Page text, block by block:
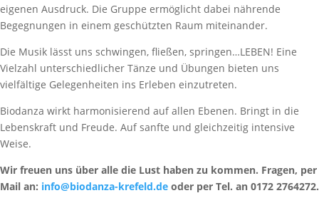
eigenen Ausdruck. Die Gruppe ermöglicht dabei nährende
Begegnungen in einem geschützten Raum miteinander.
Die Musik lässt uns schwingen, fließen, springen…LEBEN! Eine
Vielzahl unterschiedlicher Tänze und Übungen bieten uns
vielfältige Gelegenheiten ins Erleben einzutreten.
Biodanza wirkt harmonisierend auf allen Ebenen. Bringt in die
Lebenskraft und Freude. Auf sanfte und gleichzeitig intensive
Weise.
Wir freuen uns über alle die Lust haben zu kommen. Fragen, per
Mail an: info@biodanza-krefeld.de oder per Tel. an 0172 2764272.